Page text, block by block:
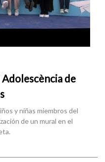
de
y niñas miembros del
de un mural en el